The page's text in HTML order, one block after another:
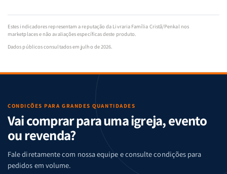
Estes indicadores representam a reputação da Livraria Família Cristã/Penkal nos
marketplaces e não avaliações específicas deste produto.
Dados públicos consultados em julho de 2026.
CONDIÇÕES PARA GRANDES QUANTIDADES
Vai comprar para uma igreja, evento
ou revenda?
Fale diretamente com nossa equipe e consulte condições para
pedidos em volume.